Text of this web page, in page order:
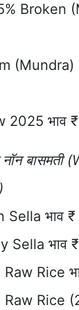
Broken
(Mundra)
2025 भाव
नॉन
Sella भाव ₹
Sella भाव
Rice
Rice